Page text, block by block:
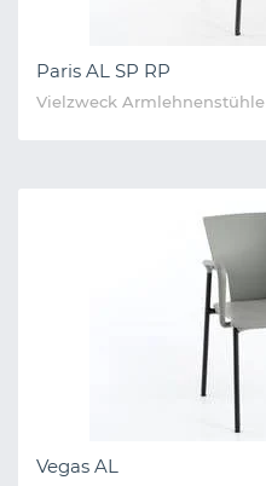
Paris AL SP RP
Vielzweck Armlehnenstühle
Vegas AL